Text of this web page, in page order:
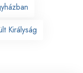
Királyság